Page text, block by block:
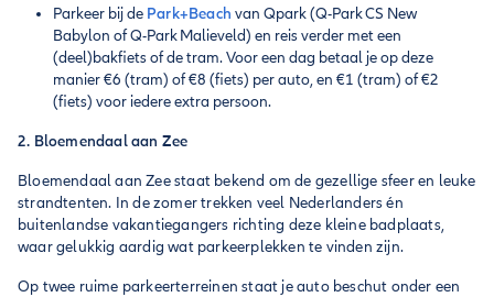
Parkeer bij de Park+Beach van Qpark (Q-Park CS New
Babylon of Q-Park Malieveld) en reis verder met een
(deel)bakfiets of de tram. Voor een dag betaal je op deze
manier €6 (tram) of €8 (fiets) per auto, en €1 (tram) of €2
(fiets) voor iedere extra persoon.
2. Bloemendaal aan Zee
Bloemendaal aan Zee staat bekend om de gezellige sfeer en leuke
strandtenten. In de zomer trekken veel Nederlanders én
buitenlandse vakantiegangers richting deze kleine badplaats,
waar gelukkig aardig wat parkeerplekken te vinden zijn.
Op twee ruime parkeerterreinen staat je auto beschut onder een